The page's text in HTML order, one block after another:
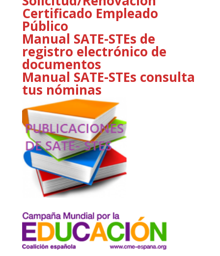
Certificado Empleado
Público
Manual SATE-STEs de
registro electrónico de
documentos
Manual SATE-STEs consulta
tus nóminas